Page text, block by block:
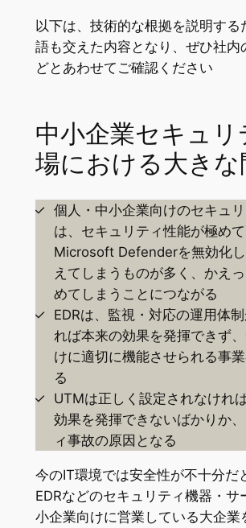
以下は、技術的な根拠を説明する
語も交えた内容となり、ぜひ社内
どとあわせてご確認ください
中小企業セキュリ
場における大きな
個人・中小企業向けのセキュ
は、セキュリティ性能が極め
Microsoft Defenderを無効化
えてしまうものが多く、かえ
めてしまうことにつながる
EDRは、監視・対応の運用体
れば本来の効果を発揮できず
けに適切に機能させられる事
る
UTMは正しく設定されなけれ
効果を発揮できないばかりか
ィ事故の原因となる
今のIT環境では安全性が不十分だ
EDRなどのセキュリティ機器・サ
小企業向けに営業している大企業